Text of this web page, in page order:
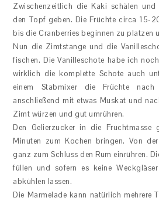
Zwischenzeitlich die Kaki schälen
den Topf geben. Die Früchte circa 15-
bis die Cranberries beginnen zu platzen
Nun die Zimtstange und die
fischen. Die Vanilleschote habe ich
wirklich die komplette Schote auch
einem Stabmixer die Früchte nach
anschließend mit etwas Muskat und
Zimt würzen und gut umrühren.
Den Gelierzucker in die
Minuten zum Kochen bringen. Von
ganz zum Schluss den Rum einrühren.
füllen und sofern es keine
abkühlen lassen.
Die Marmelade kann natürlich mehrere